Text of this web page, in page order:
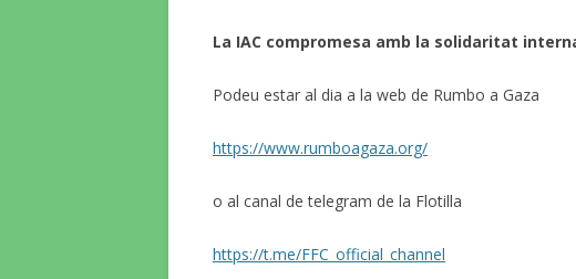
La IAC compromesa amb la solidaritat
Podeu estar al dia a la web de Rumbo a Gaza
https://www.rumboagaza.org/
o al canal de telegram de la Flotilla
https://t.me/FFC_official_channel